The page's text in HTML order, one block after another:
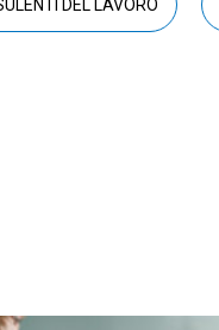
DEL LAVORO